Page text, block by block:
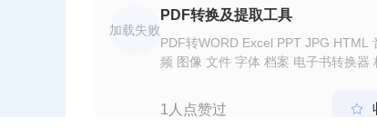
加载失败
PDF转换及提取工具
PDF转WORD Excel PPT JPG HTML
频 图像 文件 字体 档案 电子书转换器
1人点赞过 